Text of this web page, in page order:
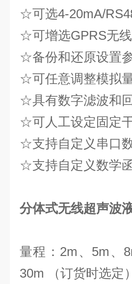
☆可选4-20mA/
☆可增选GPRS无
☆备份和还原设置
☆可任意调
☆具有数字滤波和
☆可人工设定
☆支持自定义串
☆支持自定义数学
分体式无线超声波
量程：2m、5m、
30m （订货时选定）